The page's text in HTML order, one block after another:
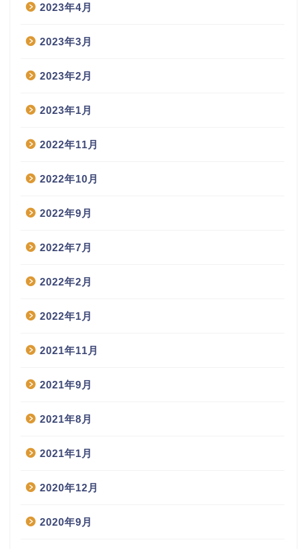
2023年4月
2023年3月
2023年2月
2023年1月
2022年11月
2022年10月
2022年9月
2022年7月
2022年2月
2022年1月
2021年11月
2021年9月
2021年8月
2021年1月
2020年12月
2020年9月